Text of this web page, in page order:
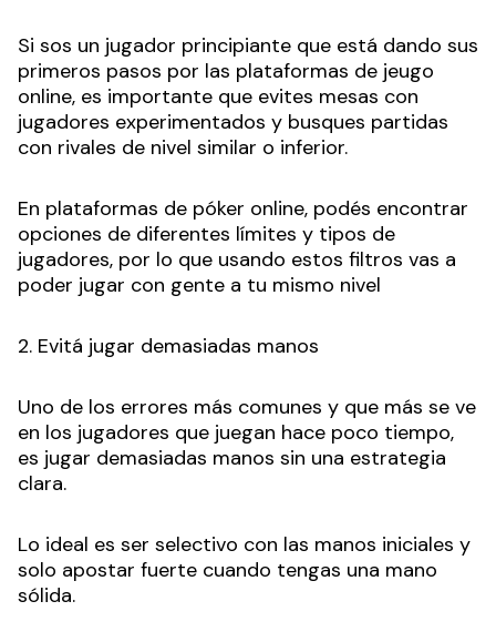
Si sos un jugador principiante que está dando sus
primeros pasos por las plataformas de jeugo
online, es importante que evites mesas con
jugadores experimentados y busques partidas
con rivales de nivel similar o inferior.
En plataformas de póker online, podés encontrar
opciones de diferentes límites y tipos de
jugadores, por lo que usando estos filtros vas a
poder jugar con gente a tu mismo nivel
2. Evitá jugar demasiadas manos
Uno de los errores más comunes y que más se ve
en los jugadores que juegan hace poco tiempo,
es jugar demasiadas manos sin una estrategia
clara.
Lo ideal es ser selectivo con las manos iniciales y
solo apostar fuerte cuando tengas una mano
sólida.